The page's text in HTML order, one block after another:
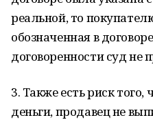
реальной, то
обозначенная в
договоренности суд не
3. Также есть риск того,
деньги, продавец не